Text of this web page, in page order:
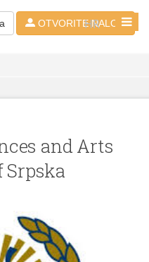
OTVORITE NALOG
HR
and Arts
Srpska